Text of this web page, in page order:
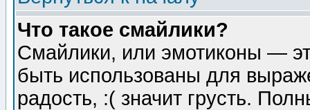
Что такое смайлики?
Смайлики, или эмотиконы —
быть использованы для
радость, :( значит грусть.